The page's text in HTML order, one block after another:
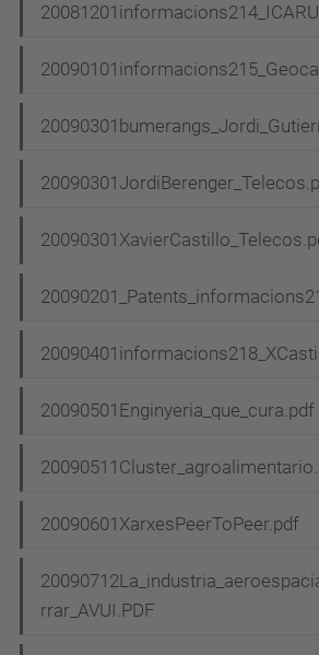
20090501Enginyeria_que_cura.pdf
20090601XarxesPeerToPeer.pdf
rrar_AVUI.PDF